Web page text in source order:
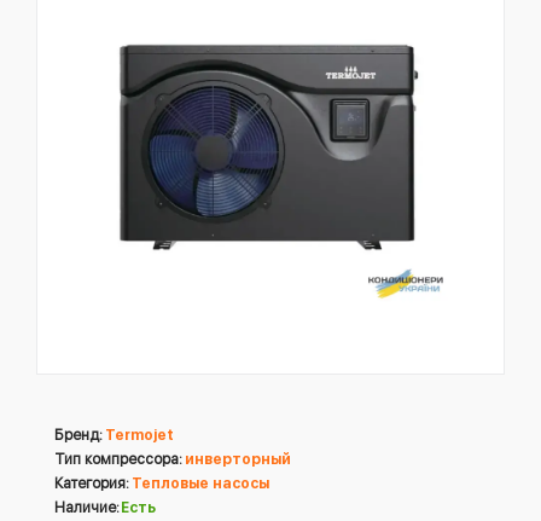
Бренд: Termojet
Тип компрессора: инверторный
Категория: Тепловые насосы
Наличие: Есть